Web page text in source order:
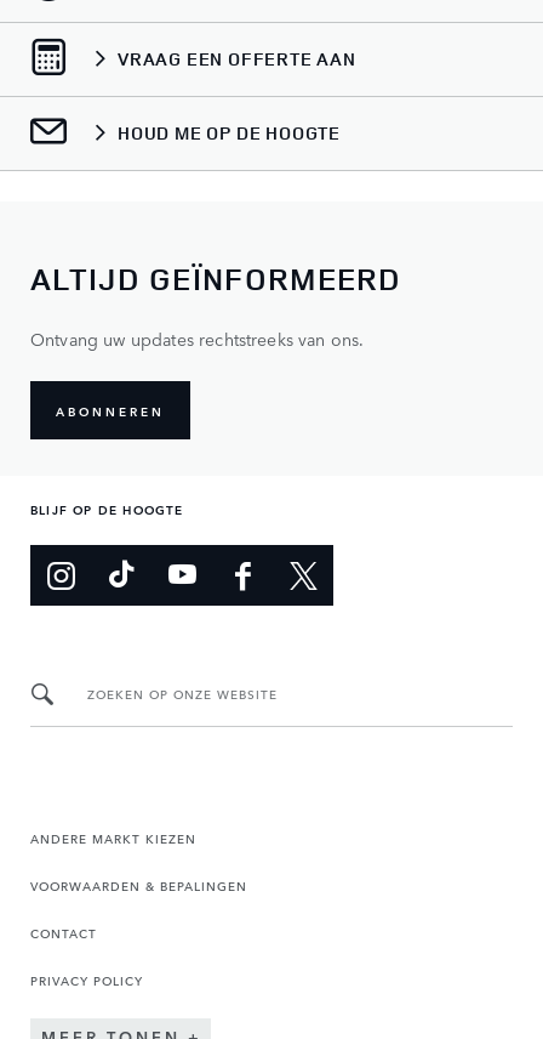
VRAAG EEN OFFERTE AAN
HOUD ME OP DE HOOGTE
ALTIJD GEÏNFORMEERD
Ontvang uw updates rechtstreeks van ons.
ABONNEREN
BLIJF OP DE HOOGTE
ZOEKEN OP ONZE WEBSITE
ANDERE MARKT KIEZEN
VOORWAARDEN & BEPALINGEN
CONTACT
PRIVACY POLICY